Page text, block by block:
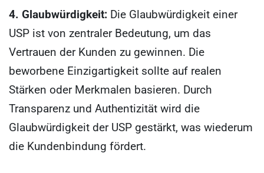
4. Glaubwürdigkeit: Die Glaubwürdigkeit einer
USP ist von zentraler Bedeutung, um das
Vertrauen der Kunden zu gewinnen. Die
beworbene Einzigartigkeit sollte auf realen
Stärken oder Merkmalen basieren. Durch
Transparenz und Authentizität wird die
Glaubwürdigkeit der USP gestärkt, was wiederum
die Kundenbindung fördert.